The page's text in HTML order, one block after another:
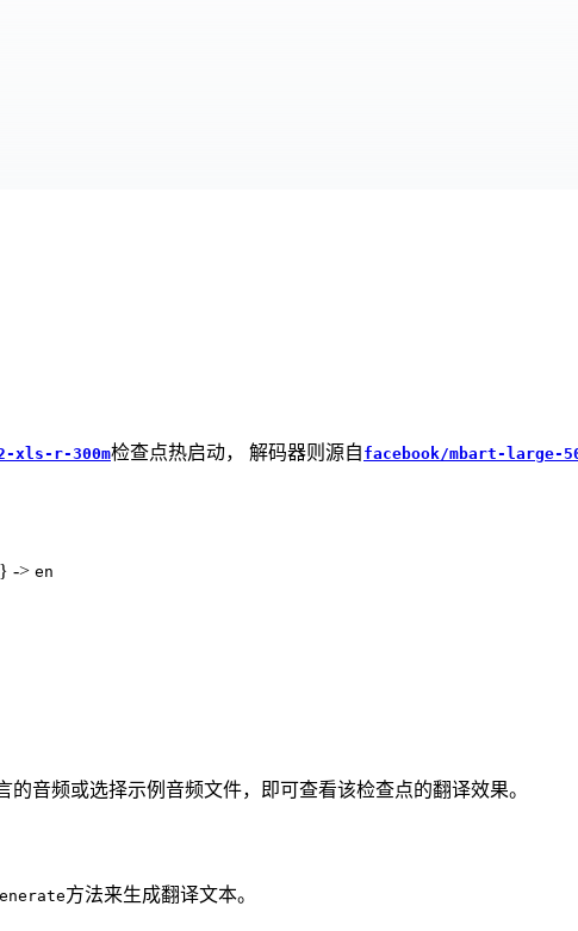
xls-r-300m检查点热启动， 解码器则源自 facebook/mbart-large-
} -> en
音频或选择示例音频文件，即可查看该检查点的翻译效果。
方法来生成翻译文本。